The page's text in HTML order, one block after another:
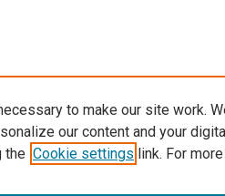
to make our site work.
our content and your
the Cookie settings link. For